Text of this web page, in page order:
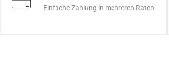
Einfache Zahlung in mehreren Raten